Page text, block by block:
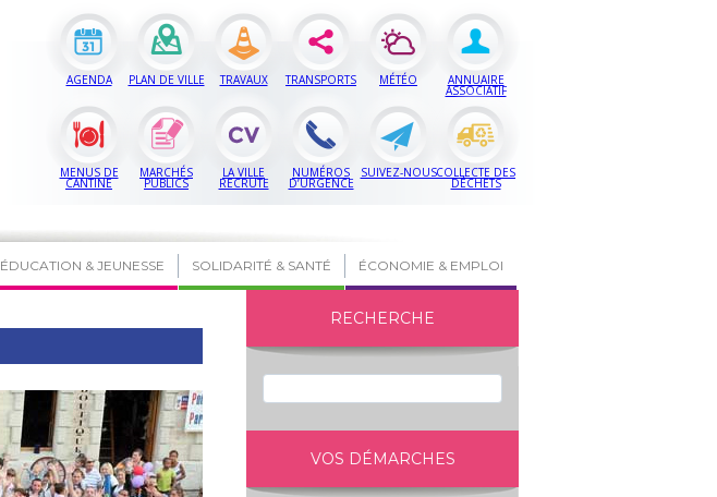
AGENDA PLAN DE VILLE TRAVAUX TRANSPORTS MÉTÉO ANNUAIRE
ASSOCIATIF
MENUS DE
CANTINE
MARCHÉS
PUBLICS
LA VILLE
RECRUTE
NUMÉROS
D’URGENCE
SUIVEZ-NOUSCOLLECTE DES
DÉCHETS
ÉDUCATION & JEUNESSE SOLIDARITÉ & SANTÉ ÉCONOMIE & EMPLOI
RECHERCHE
VOS DÉMARCHES